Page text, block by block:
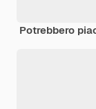
Potrebbero